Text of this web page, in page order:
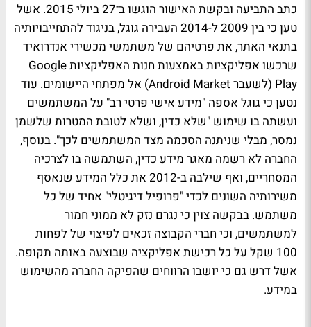
כתב התביעה ובקשת האישור הוגשו ב־27 ביולי 2015. אשל
טען כי בין 2009 ל-2014 העבירה גוגל, בניגוד להתחייבויותיה
בתנאי האתר, את פרטיהם של משתמשי מכשירי אנדרואיד
שרכשו אפליקציות באמצעות חנות האפליקציות Google
Play (לשעבר Android Market) אל מפתחי היישומים. עוד
נטען כי גוגל אספה "מידע אישי פרטי רב" על המשתמשים
ועשתה בו שימוש "שלא כדין, ושלא לטובת המטרות שלשמן
נמסר, מבלי שניתנה הסכמה מצד המשתמשים לכך". בנוסף,
החברה לא רשמה מאגר מידע כדין, השתמשה בו לצרכיה
המסחריים, ואף שילבה ב-2012 את כלל המידע שנאסף
משירותיה השונים לכדי "פרופיל דיגיטלי" אחיד של כל
משתמש. בבקשה צוין כי נגרם נזק לא ממוני חמור
למשתמשים, וכי חברי הקבוצה זכאים לפיצוי של לפחות
100 שקל על כל רכישת אפליקציה שבוצעה באותה תקופה.
אשל דרש גם כי יושבו הרווחים שהפיקה החברה מהשימוש
במידע.